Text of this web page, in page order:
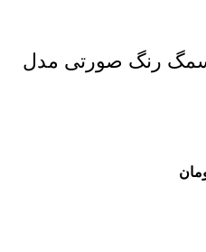
رنگ صورتی مدل